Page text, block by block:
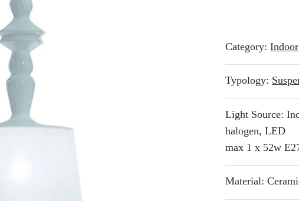
Category:Indoor
Typology:
Light Source:
halogen, LED
max 1 x 52w
Material: